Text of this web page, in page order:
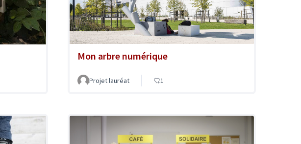
Mon arbre numérique
Projet lauréat 1